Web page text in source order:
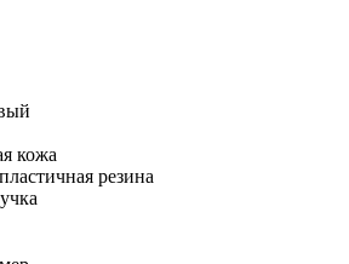
кожа
резина